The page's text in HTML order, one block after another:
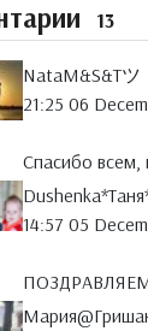
13
NataM&S&Tツ
21:25 06
Спасибо всем,
14:57 05